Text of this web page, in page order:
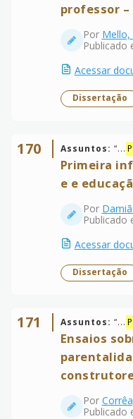
professor
Por Mello,
Publicado
Acessar
Dissertação
170 Assuntos: “...
Primeira
e e
Por
Publicado
Acessar
Dissertação
171 Assuntos: “...
Ensaios
Por
Publicado